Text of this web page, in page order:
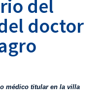
del
doctor
médico titular en la villa